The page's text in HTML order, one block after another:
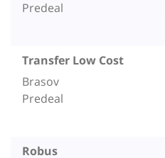
Predeal
Transfer Low Cost
Brasov
Predeal
Robus